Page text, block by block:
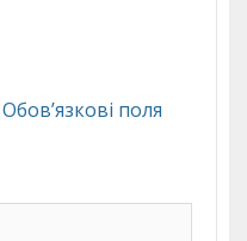
Обов’язкові поля